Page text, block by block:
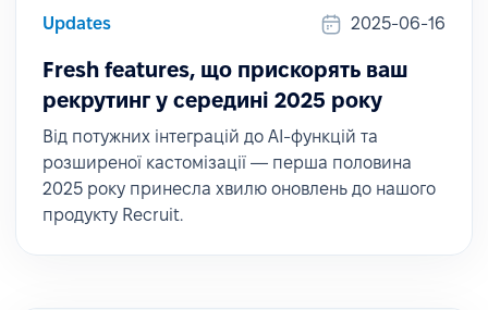
Updates 2025-06-16
Fresh features, що прискорять ваш
рекрутинг у середині 2025 року
Від потужних інтеграцій до AI-функцій та
розширеної кастомізації — перша половина
2025 року принесла хвилю оновлень до нашого
продукту Recruit.